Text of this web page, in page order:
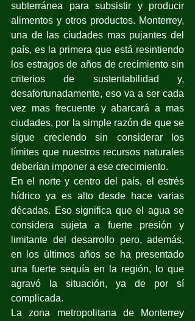
subterránea para subsistir y producir
alimentos y otros productos. Monterrey,
una de las ciudades mas pujantes del
país, es la primera que está resintiendo
los estragos de años de crecimiento sin
criterios de sustentabilidad y,
desafortunadamente, eso va a ser cada
vez mas frecuente y abarcará a mas
ciudades, por la simple razón de que se
sigue creciendo sin considerar los
límites que nuestros recursos naturales
deberían imponer a ese crecimiento.
En el norte y centro del país, el estrés
hídrico ya es alto desde hace varias
décadas. Eso significa que el agua se
considera sujeta a fuerte presión y
limitante del desarrollo pero, además,
en los últimos años se ha presentado
una fuerte sequía en la región, lo que
agravó la situación, ya de por sí
complicada.
La zona metropolitana de Monterrey